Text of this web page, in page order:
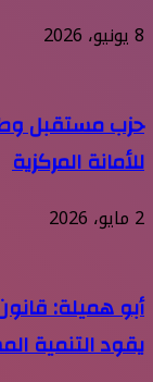
8 يونيو، 2026
حزب مستقبل
للأمانة المركزية
2 مايو، 2026
أبو هميلة:
يقود التنمية